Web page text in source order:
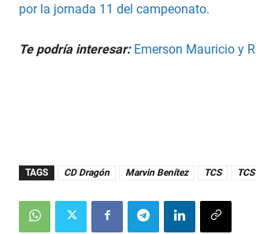
por la jornada 11 del campeonato.
Te podría interesar: Emerson Mauricio y
TAGS CD Dragón Marvin Benítez TCS